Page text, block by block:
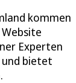
kommen
Experten
bietet